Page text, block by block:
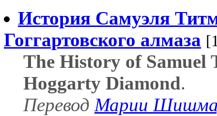
История Самуэля
Гоггартовского алмаза
The History of Samuel
Hoggarty Diamond.
Перевод Марии